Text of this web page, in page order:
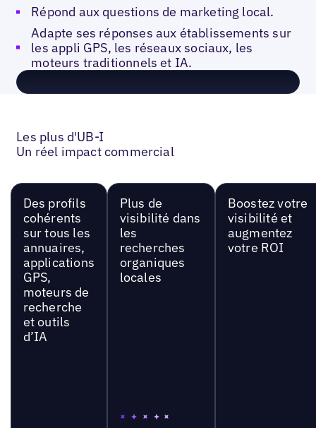
Répond aux questions de marketing local.
Adapte ses réponses aux établissements sur
les appli GPS, les réseaux sociaux, les
moteurs traditionnels et IA.
Les plus d'UB-I
Un réel impact commercial
Des profils
cohérents
sur tous les
annuaires,
applications
GPS,
moteurs de
recherche
et outils
d’IA
Plus de
visibilité dans
les
recherches
organiques
locales
Boostez votre
visibilité et
augmentez
votre ROI